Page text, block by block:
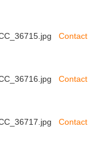
Contact
Contact
Contact